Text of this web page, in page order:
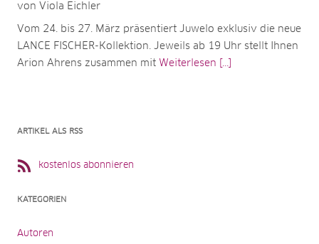
von Viola Eichler
Vom 24. bis 27. März präsentiert Juwelo exklusiv die neue
LANCE FISCHER-Kollektion. Jeweils ab 19 Uhr stellt Ihnen
Arion Ahrens zusammen mit Weiterlesen [...]
ARTIKEL ALS RSS
kostenlos abonnieren
KATEGORIEN
Autoren